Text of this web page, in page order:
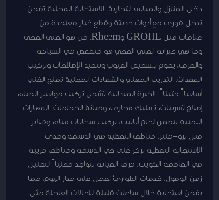
داخل المنازل والمباني التجارية. الاستجابة المحلية تضمن
تدخل فوري مع أدوات حديثة وقطع غيار معتمدة من
علامات مثل GROHE وRheem. من هو الفني الصحي
وما هي خبراته الفني الصحي هو متخصص في السباكة
والصرف، يقوم بتشخيص العيوب وتنفيذ الإصلاحات وتركيب
المعدات. التدريب المهني والشهادات المحلية تمنح الفني
أساساً متيناً. الخبرة الميدانية تشمل تركيب مواسير المياه،
إصلاح تسريبات، تسليك مجاري، وصيانة الحمامات. المهارات
التقنية تتضمن لحام أنابيب، تركيب سخانات مياه، وفلاتر
مثل برو-فلتر. مناطق التغطية في الدسمة ومدى
الاستجابة التغطية تركز على حي الدسمة ومناطق قريبة
في العاصمة الكويت. فرق الصيانة تتواجد محلياً لتقليل
زمن الوصول. خدمات الطوارئ تعمل على مدار اليوم، مما
يضمن استجابة خلال ساعات قليلة للحالات العاجلة مثل